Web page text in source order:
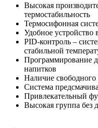
Высокая
термостабильность
Термосифонная
Удобное
PID-контроль –
стабильной
Программирование
напитков
Наличие свободного
Система
Привлекательный
Высокая группа без